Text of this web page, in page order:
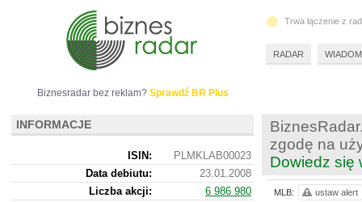
zgodę na
Dowiedz się
MLB: ustaw alert
Biznesradar bez reklam? Sprawdź BR Plus
INFORMACJE
ISIN:
PLMKLAB00023
Data debiutu:
23.01.2008
Liczba akcji:
6 986 980
Trwa łączenie z
RADAR